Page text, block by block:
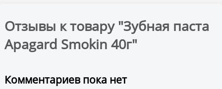
Отзывы к товару "Зубная паста
Apagard Smokin 40г"
Комментариев пока нет